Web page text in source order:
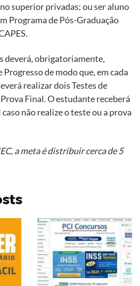
superior privadas; ou ser aluno
Programa de Pós-Graduação
deverá, obrigatoriamente,
Progresso de modo que, em cada
realizar dois Testes de
Final. O estudante receberá
não realize o teste ou a prova
a meta é distribuir cerca de 5